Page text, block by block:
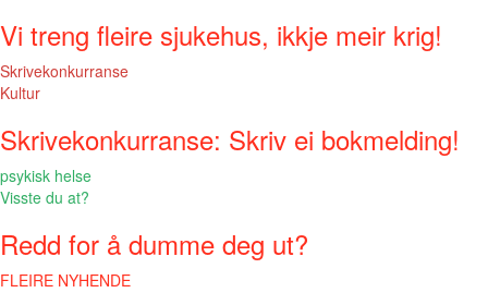
Vi treng fleire sjukehus, ikkje meir krig!
Skrivekonkurranse
Kultur
Skrivekonkurranse: Skriv ei bokmelding!
psykisk helse
Visste du at?
Redd for å dumme deg ut?
FLEIRE NYHENDE